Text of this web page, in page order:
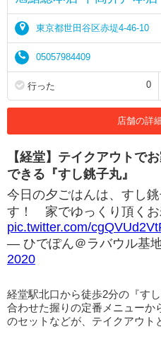
東京都世田谷区赤堤4-46-10
05057984409
行った 0
店舗の詳
【経堂】テイクアウトで
できる『すし銚子丸』
今日の夕ごはんは、すし
す！ 家でゆっくり頂くお
pic.twitter.com/
— ひでぽん＠ラバウル基
2020
経堂駅北口から徒歩2分の『す
合わせた握りの定番メニューか
のセットなどが、テイクアウト